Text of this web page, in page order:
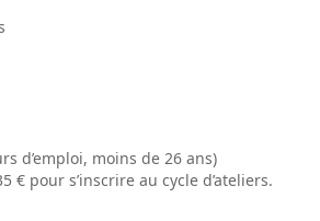
d’emploi, moins de 26 ans)
€ pour s’inscrire au cycle d’ateliers.